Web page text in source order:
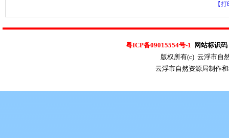
【
粤ICP备09015554号-1 网站标识
版权所有(c) 云浮市自
云浮市自然资源局制作